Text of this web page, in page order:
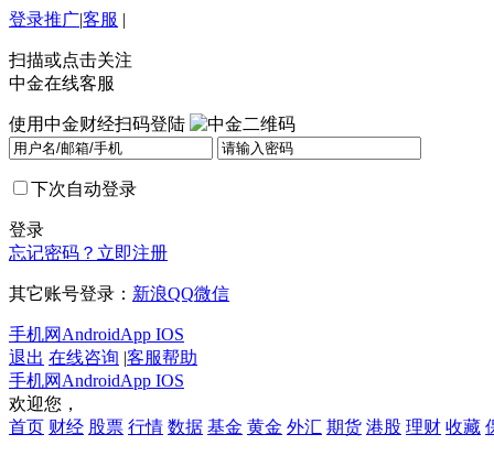
登录推广|客服 |
扫描或点击关注
中金在线客服
使用中金财经扫码登陆
下次自动登录
登录
忘记密码？ 立即注册
其它账号登录： 新浪QQ微信
手机网 AndroidApp IOS
退出 在线咨询 |客服帮助
手机网 AndroidApp IOS
欢迎您，
首页 财经 股票 行情 数据 基金 黄金 外汇 期货 港股 理财 收藏